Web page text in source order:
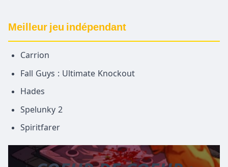
Meilleur jeu indépendant
Carrion
Fall Guys : Ultimate Knockout
Hades
Spelunky 2
Spiritfarer